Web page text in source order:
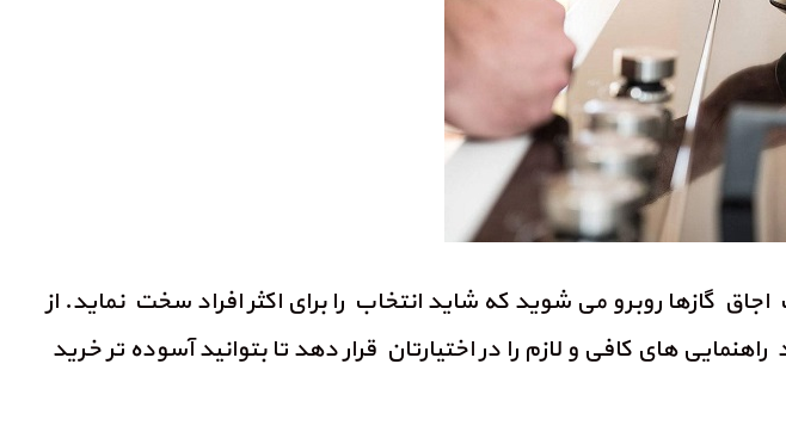
گازها روبرو می شوید که شاید انتخاب را برای اکثر افراد سخت نماید. از
های کافی و لازم را در اختیارتان قرار دهد تا بتوانید آسوده تر خرید